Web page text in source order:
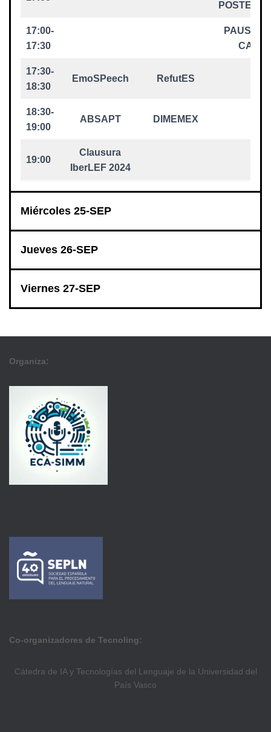
POSTERS
17:00-
17:30
PAUSA –
CAFÉ
17:30-
18:30
EmoSPeech RefutES
18:30-
19:00
ABSAPT DIMEMEX
19:00
Clausura
IberLEF 2024
Miércoles 25-SEP
Jueves 26-SEP
Viernes 27-SEP
Organiza:
Co-organizadores de Tecnoling:
Cátedra de IA y Tecnologías del Lenguaje de la Universidad del
País Vasco